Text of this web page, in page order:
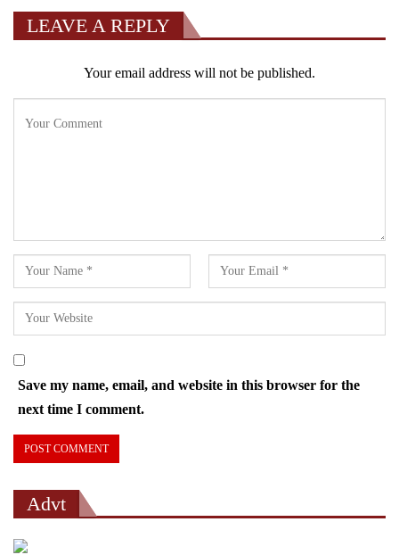
LEAVE A REPLY
Your email address will not be published.
Save my name, email, and website in this browser for the
next time I comment.
Advt